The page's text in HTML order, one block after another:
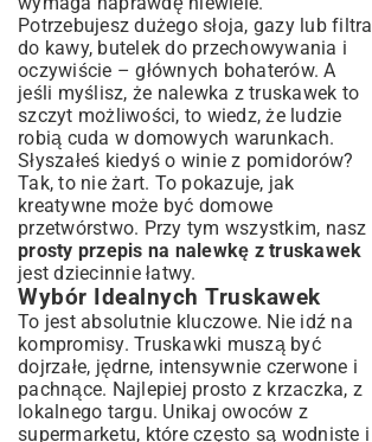
Potrzebujesz dużego słoja, gazy lub filtra
do kawy, butelek do przechowywania i
oczywiście – głównych bohaterów. A
jeśli myślisz, że nalewka z truskawek to
szczyt możliwości, to wiedz, że ludzie
robią cuda w domowych warunkach.
Słyszałeś kiedyś o winie z pomidorów?
Tak, to nie żart. To pokazuje, jak
kreatywne może być domowe
przetwórstwo. Przy tym wszystkim, nasz
prosty przepis na nalewkę z truskawek
jest dziecinnie łatwy.
Wybór Idealnych Truskawek
To jest absolutnie kluczowe. Nie idź na
kompromisy. Truskawki muszą być
dojrzałe, jędrne, intensywnie czerwone i
pachnące. Najlepiej prosto z krzaczka, z
lokalnego targu. Unikaj owoców z
supermarketu, które często są wodniste i